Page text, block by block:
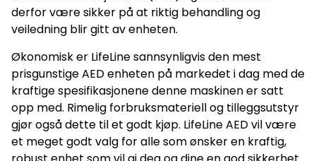
derfor være sikker på at riktig behandling og
veiledning blir gitt av enheten.
Økonomisk er LifeLine sannsynligvis den mest
prisgunstige AED enheten på markedet i dag med de
kraftige spesifikasjonene denne maskinen er satt
opp med. Rimelig forbruksmateriell og tilleggsutstyr
gjør også dette til et godt kjøp. LifeLine AED vil være
et meget godt valg for alle som ønsker en kraftig,